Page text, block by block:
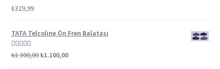
5 üzerinden
₺329,99
TATA Telcoline Ön Fren Balatası
5 üzerinden
₺1.300,00Orijinal
₺1.100,00Şu